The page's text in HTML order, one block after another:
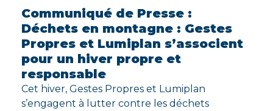
Communiqué de Presse :
Déchets en montagne : Gestes
Propres et Lumiplan s’associent
pour un hiver propre et
responsable
Cet hiver, Gestes Propres et Lumiplan
s’engagent à lutter contre les déchets